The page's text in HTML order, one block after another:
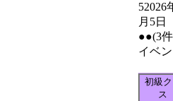
52026
月5日
●●(3
イベ
初級
ス